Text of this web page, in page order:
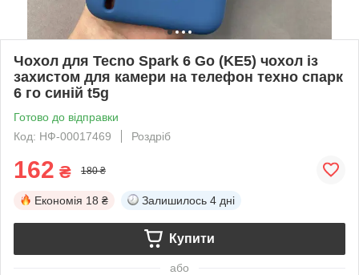
Чохол для Tecno Spark 6 Go (KE5) чохол із
захистом для камери на телефон техно спарк
6 го синій t5g
Готово до відправки
Код: НФ-00017469
Роздріб
162 ₴ 180 ₴
Економія 18 ₴ Залишилось 4 дні
Купити
або